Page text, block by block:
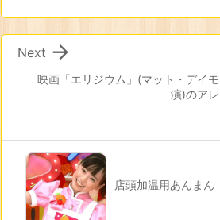
映画「エリジウム」(マット・デイ
演)のア

Next
店頭加温用あんまん